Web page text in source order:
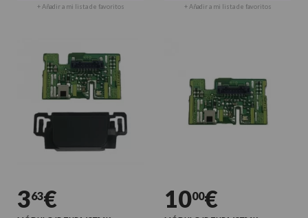
+ Añadir a mi lista de favoritos + Añadir a mi lista de favoritos
363€ 1000€